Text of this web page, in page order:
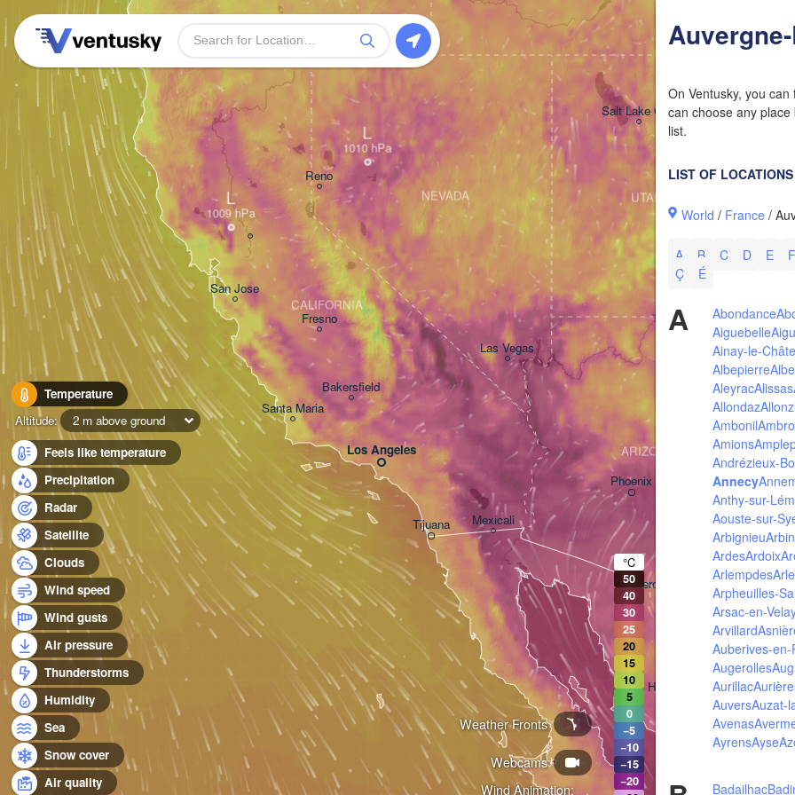
On Ventusky, you
can choose any
list.
LIST OF LOCATIONS
World / France /
A B C D E F
Ç
É
A Abondance
Aiguebelle
Ainay-le-
Albepierre
AleyracAlissas
Allondaz
Ambonil
Amions
Andrézieux-
Annecy
Anthy-sur-
Aouste-sur-
ArbignieuArbin
ArdesArdoix
Arlempdes
Arpheuilles-
Arsac-en-
Arvillard
Auberives-en-
Augerolles
Aurillac
AuversAuzat-
Avenas
AyrensAyse
Badailhac
Temperature
Altitude:
2 m above ground
Feels like temperature
Precipitation
Radar
Satellite
Clouds
Wind speed
Wind gusts
Air pressure
Thunderstorms
Humidity
Sea
Snow cover
Air quality
Wind Animation:
Webcams
Weather Fronts
Los Angeles
Tijuana
San Jose
Las Vegas
Mexicali
Fresno
Reno
Santa Maria
Bakersfield
CALIFORNIA
NEVADA
Phoenix
Salt Lake City
ARIZONA
UTAH
Hermosillo
Heroica Nogales
L
L
°C
50
40
30
25
20
15
10
5
0
−5
−10
−15
−20